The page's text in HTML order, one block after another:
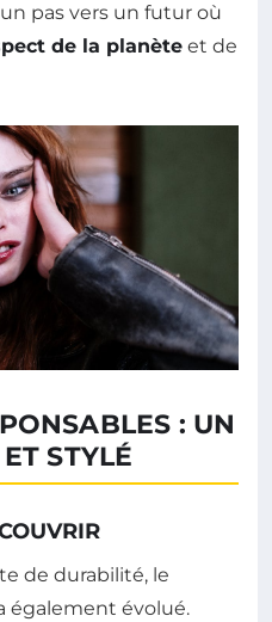
pas vers un futur où
de la planète et de
: UN
STYLÉ
de durabilité, le
également évolué.